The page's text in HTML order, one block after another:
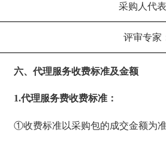
采购人代表
评审专家
六、代理服务收费标准及金额
1.代理服务费收费标准：
①收费标准以采购包的成交金额为准